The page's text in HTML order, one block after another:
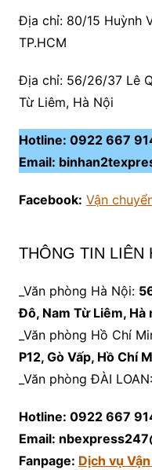
Địa chỉ: 80/15 Huỳnh
TP.HCM
Địa chỉ: 56/26/37 Lê
Từ Liêm, Hà Nội
Hotline: 0922 667
Email:
Facebook: Vận
THÔNG TIN LIÊN
_Văn phòng Hà Nội:
Đô, Nam Từ Liêm, Hà
_Văn phòng Hồ Chí
P12, Gò Vấp, Hồ Chí
_Văn phòng ĐÀI LOAN:
Hotline: 0922 667
Email:
Fanpage: Dịch vụ